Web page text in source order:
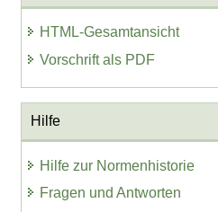
HTML-Gesamtansicht
Vorschrift als PDF
Hilfe
Hilfe zur Normenhistorie
Fragen und Antworten